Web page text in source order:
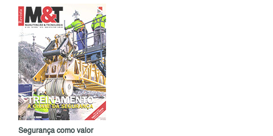
Segurança como valor